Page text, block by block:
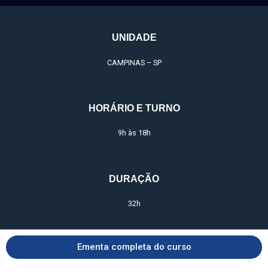
UNIDADE
CAMPINAS – SP
HORÁRIO E TURNO
9h às 18h
DURAÇÃO
32h
Ementa completa do curso